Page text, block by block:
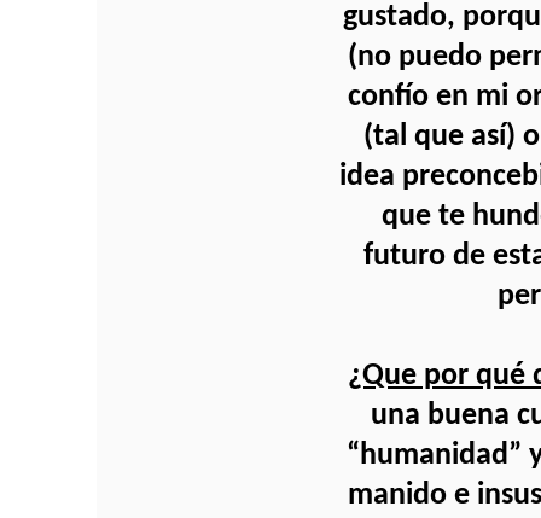
gustado,
(no puedo
confío en mi
(tal que así)
idea
que te
futuro de
¿Que por qué
una buena
“humanidad”
manido e